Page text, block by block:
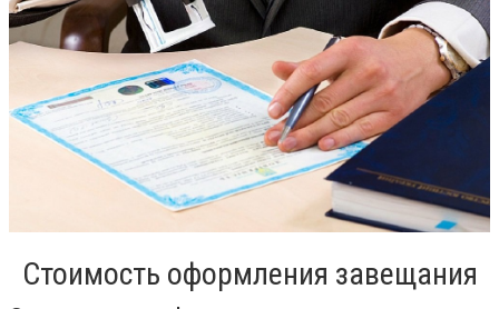
Стоимость оформления завещания